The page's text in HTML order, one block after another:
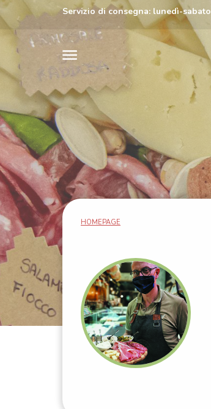
Servizio di consegna: lunedì-
HOMEPAGE